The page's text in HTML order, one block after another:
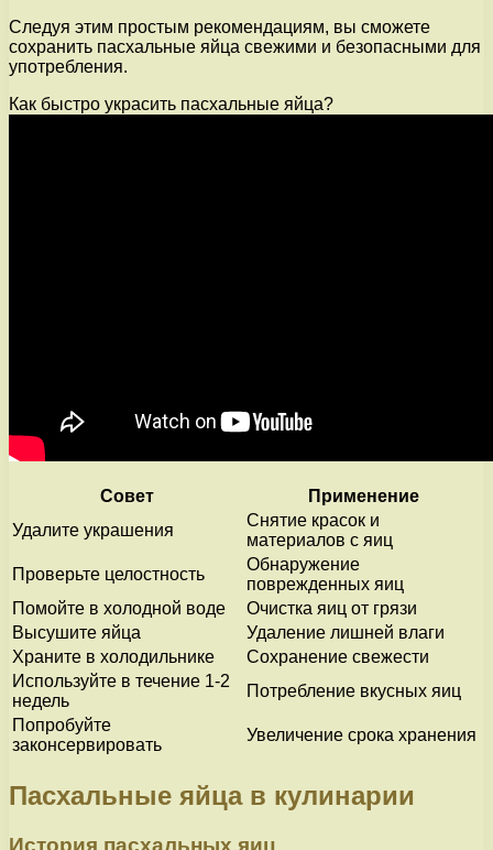
Следуя этим простым рекомендациям, вы сможете
сохранить пасхальные яйца свежими и безопасными для
употребления.
Как быстро украсить пасхальные яйца?
Совет
Применение
Удалите украшения
Снятие красок и
материалов с яиц
Проверьте целостность
Обнаружение
поврежденных яиц
Помойте в холодной воде
Очистка яиц от грязи
Высушите яйца
Удаление лишней влаги
Храните в холодильнике
Сохранение свежести
Используйте в течение 1-2
недель
Потребление вкусных яиц
Попробуйте
законсервировать
Увеличение срока хранения
Пасхальные яйца в кулинарии
История пасхальных яиц